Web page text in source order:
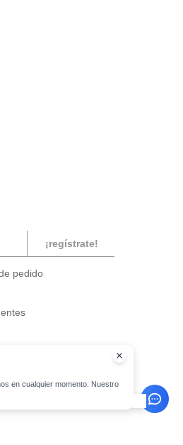
¡regístrate!
pedido
en cualquier momento. Nuestro